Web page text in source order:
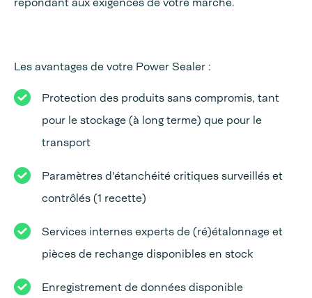
Les avantages de votre Power Sealer :
Protection des produits sans compromis, tant
pour le stockage (à long terme) que pour le
transport
Paramètres d'étanchéité critiques surveillés et
contrôlés (1 recette)
Services internes experts de (ré)étalonnage et
pièces de rechange disponibles en stock
Enregistrement de données disponible